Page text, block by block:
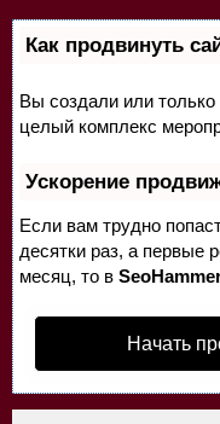
Как продвинуть
Вы создали или только
целый комплекс
Ускорение
Если вам трудно
десятки раз, а первые
месяц, то в
Начать